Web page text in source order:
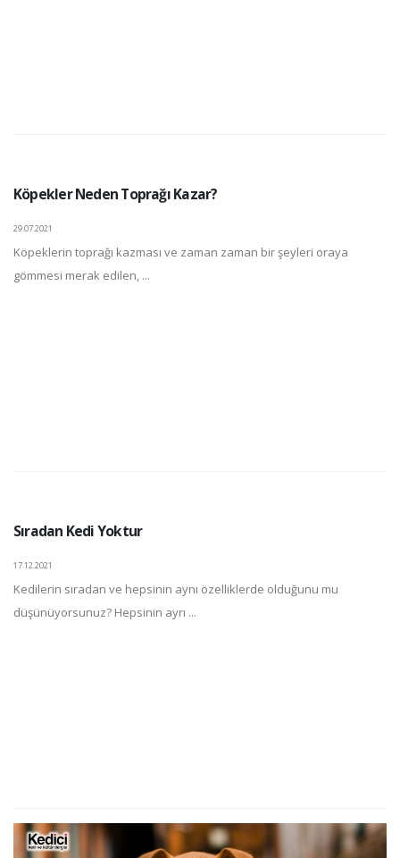
Köpekler Neden Toprağı Kazar?
29.07.2021
Köpeklerin toprağı kazması ve zaman zaman bir şeyleri oraya
gömmesi merak edilen, ...
Sıradan Kedi Yoktur
17.12.2021
Kedilerin sıradan ve hepsinin aynı özelliklerde olduğunu mu
düşünüyorsunuz? Hepsinin ayrı ...